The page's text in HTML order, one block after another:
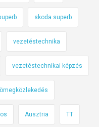
skoda superb
vezetéstechnika
vezetéstechnikai képzés
Ausztria TT